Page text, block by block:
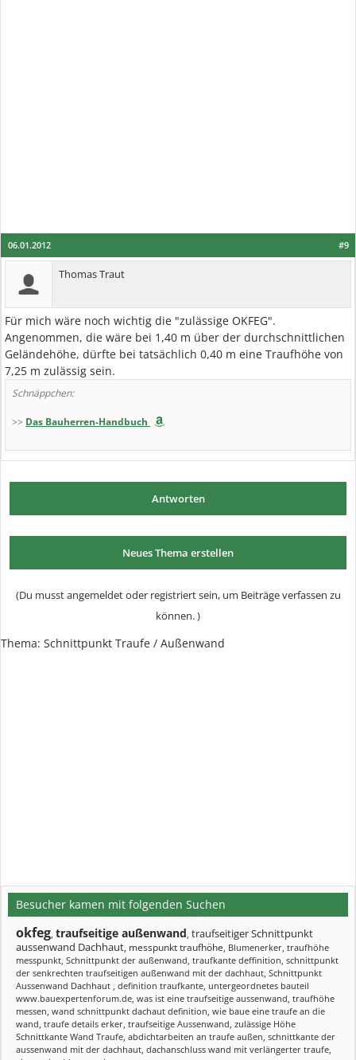
#9
06.01.2012
Thomas Traut
Für mich wäre noch wichtig die "zulässige OKFEG".
Angenommen, die wäre bei 1,40 m über der durchschnittlichen
Geländehöhe, dürfte bei tatsächlich 0,40 m eine Traufhöhe von
7,25 m zulässig sein.
Schnäppchen:
>> Das Bauherren-Handbuch
Antworten
Neues Thema erstellen
(Du musst angemeldet oder registriert sein, um Beiträge verfassen zu
können. )
Thema: Schnittpunkt Traufe / Außenwand
Besucher kamen mit folgenden Suchen
okfeg traufseitige außenwand traufseitiger Schnittpunkt
aussenwand Dachhaut messpunkt traufhöhe Blumenerker traufhöhe
messpunkt Schnittpunkt der außenwand traufkante deffinition schnittpunkt
der senkrechten traufseitigen außenwand mit der dachhaut Schnittpunkt
Aussenwand Dachhaut definition traufkante untergeordnetes bauteil
www.bauexpertenforum.de was ist eine traufseitige aussenwand traufhöhe
messen wand schnittpunkt dachaut definition wie baue eine traufe an die
wand traufe details erker traufseitige Aussenwand zulässige Höhe
Schnittkante Wand Traufe abdichtarbeiten an traufe außen schnittkante der
aussenwand mit der dachhaut dachanschluss wand mit verlängerter traufe